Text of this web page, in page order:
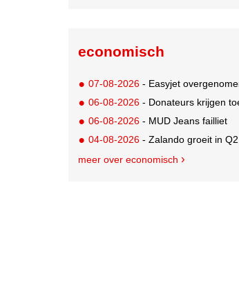
economisch
07-08-2026 - Easyjet
06-08-2026 - Donateurs krijgen
06-08-2026 - MUD Jeans failliet
04-08-2026 - Zalando groeit in
meer over economisch